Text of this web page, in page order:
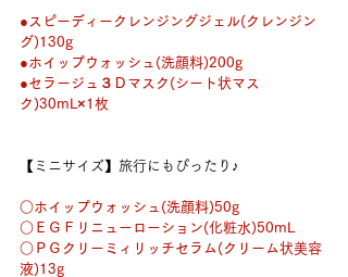
●スピーディークレンジングジェル(クレンジン
グ)130g
●ホイップウォッシュ(洗顔料)200g
●セラージュ３Ｄマスク(シート状マス
ク)30mL×1枚
【ミニサイズ】旅行にもぴったり♪
○ホイップウォッシュ(洗顔料)50g
○ＥＧＦリニューローション(化粧水)50mL
○ＰＧクリーミィリッチセラム(クリーム状美容
液)13g